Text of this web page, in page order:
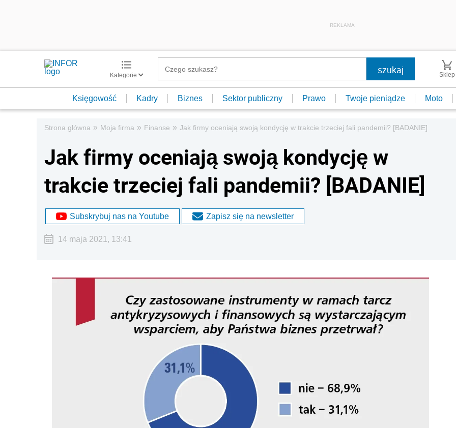
REKLAMA
Kategorie Sklep
Księgowość Kadry Biznes Sektor publiczny Prawo Twoje pieniądze Moto
Strona główna » Moja firma » Finanse » Jak firmy oceniają swoją kondycję w trakcie trzeciej fali pandemii? [BADANIE]
Jak firmy oceniają swoją kondycję w
trakcie trzeciej fali pandemii? [BADANIE]
Subskrybuj nas na Youtube Zapisz się na newsletter
14 maja 2021, 13:41